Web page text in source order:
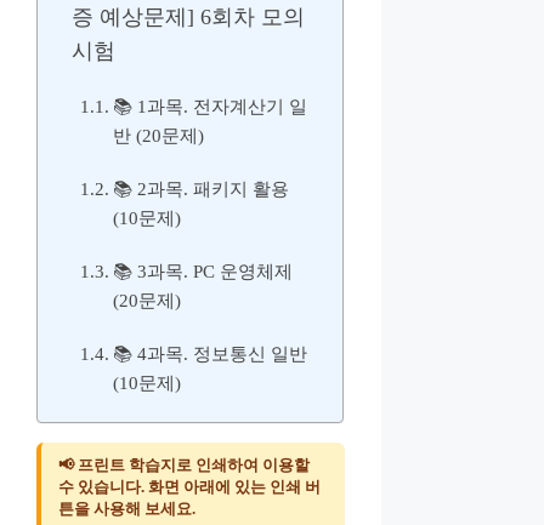
증 예상문제] 6회차 모의
시험
📚 1과목. 전자계산기 일
반 (20문제)
📚 2과목. 패키지 활용
(10문제)
📚 3과목. PC 운영체제
(20문제)
📚 4과목. 정보통신 일반
(10문제)
📢 프린트 학습지로 인쇄하여 이용할
수 있습니다. 화면 아래에 있는 인쇄 버
튼을 사용해 보세요.